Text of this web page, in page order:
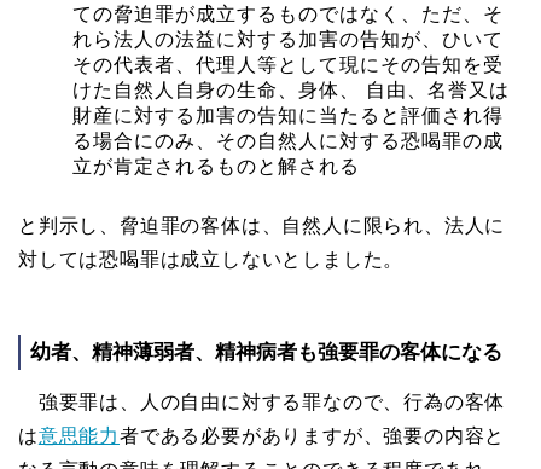
ての脅迫罪が成立するものではなく、ただ、そ
れら法人の法益に対する加害の告知が、ひいて
その代表者、代理人等として現にその告知を受
けた自然人自身の生命、身体、 自由、名誉又は
財産に対する加害の告知に当たると評価され得
る場合にのみ、その自然人に対する恐喝罪の成
立が肯定されるものと解される
と判示し、脅迫罪の客体は、自然人に限られ、法人に
対しては恐喝罪は成立しないとしました。
幼者、精神薄弱者、精神病者も強要罪の客体になる
強要罪は、人の自由に対する罪なので、行為の客体
は意思能力者である必要がありますが、強要の内容と